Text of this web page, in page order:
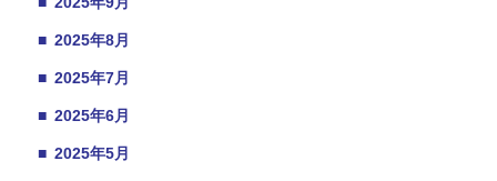
■ 2025年8月
■ 2025年7月
■ 2025年6月
■ 2025年5月